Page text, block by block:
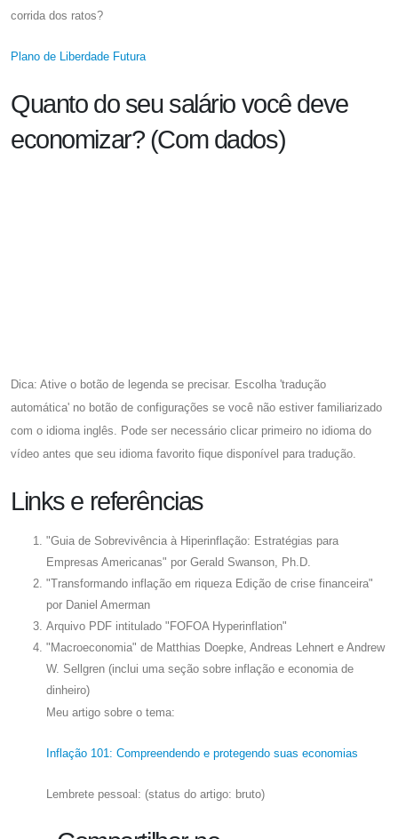
corrida dos ratos?
Plano de Liberdade Futura
Quanto do seu salário você deve
economizar? (Com dados)
Dica: Ative o botão de legenda se precisar. Escolha 'tradução
automática' no botão de configurações se você não estiver familiarizado
com o idioma inglês. Pode ser necessário clicar primeiro no idioma do
vídeo antes que seu idioma favorito fique disponível para tradução.
Links e referências
"Guia de Sobrevivência à Hiperinflação: Estratégias para
Empresas Americanas" por Gerald Swanson, Ph.D.
"Transformando inflação em riqueza Edição de crise financeira"
por Daniel Amerman
Arquivo PDF intitulado "FOFOA Hyperinflation"
"Macroeconomia" de Matthias Doepke, Andreas Lehnert e Andrew
W. Sellgren (inclui uma seção sobre inflação e economia de
dinheiro)
Meu artigo sobre o tema:
Inflação 101: Compreendendo e protegendo suas economias
Lembrete pessoal: (status do artigo: bruto)